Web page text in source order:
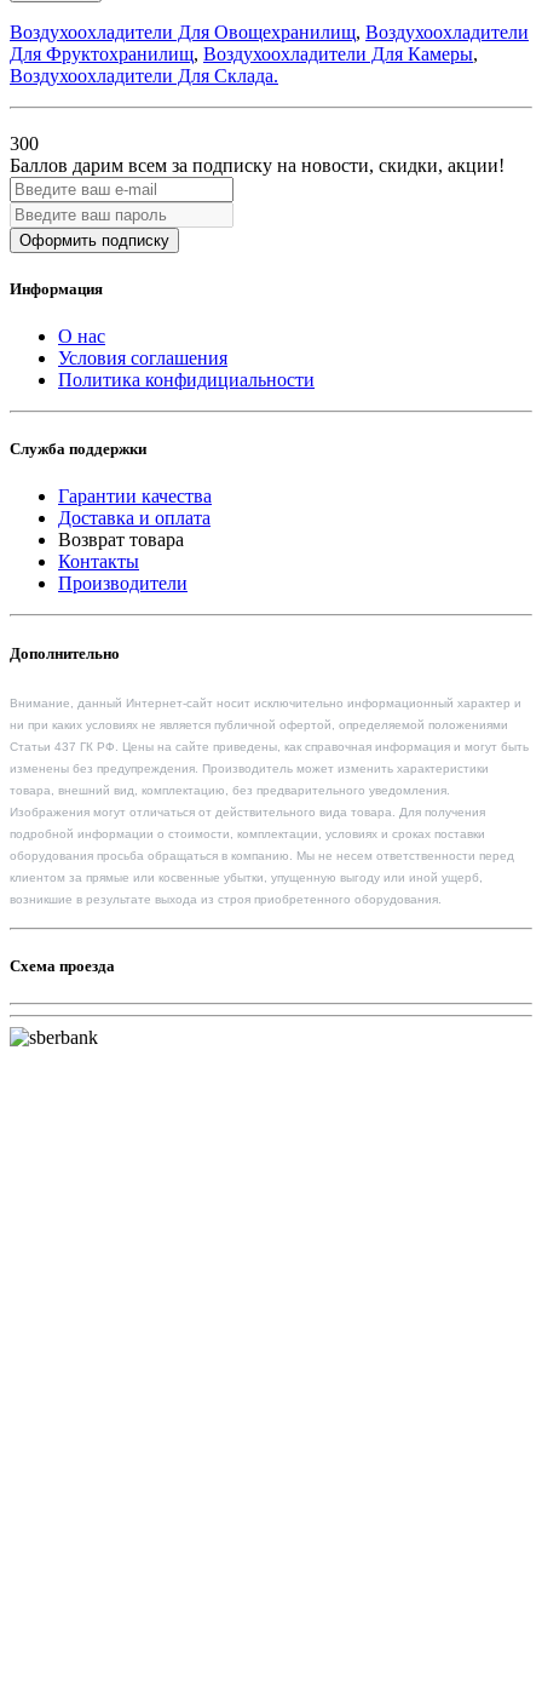
Воздухоохладители Для Овощехранилищ, Воздухоохладители
Для Фруктохранилищ, Воздухоохладители Для Камеры,
Воздухоохладители Для Склада.
300
Баллов дарим всем за подписку на новости, скидки, акции!
Оформить подписку
Информация
О нас
Условия соглашения
Политика конфидициальности
Служба поддержки
Гарантии качества
Доставка и оплата
Возврат товара
Контакты
Производители
Дополнительно
Внимание, данный Интернет-сайт носит исключительно информационный характер и
ни при каких условиях не является публичной офертой, определяемой положениями
Статьи 437 ГК РФ. Цены на сайте приведены, как справочная информация и могут быть
изменены без предупреждения. Производитель может изменить характеристики
товара, внешний вид, комплектацию, без предварительного уведомления.
Изображения могут отличаться от действительного вида товара. Для получения
подробной информации о стоимости, комплектации, условиях и сроках поставки
оборудования просьба обращаться в компанию. Мы не несем ответственности перед
клиентом за прямые или косвенные убытки, упущенную выгоду или иной ущерб,
возникшие в результате выхода из строя приобретенного оборудования.
Схема проезда